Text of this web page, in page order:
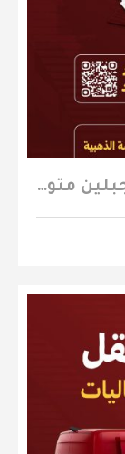
تذاكر مباراة الفيصلي و نادي الجبلين متوفرة الآن